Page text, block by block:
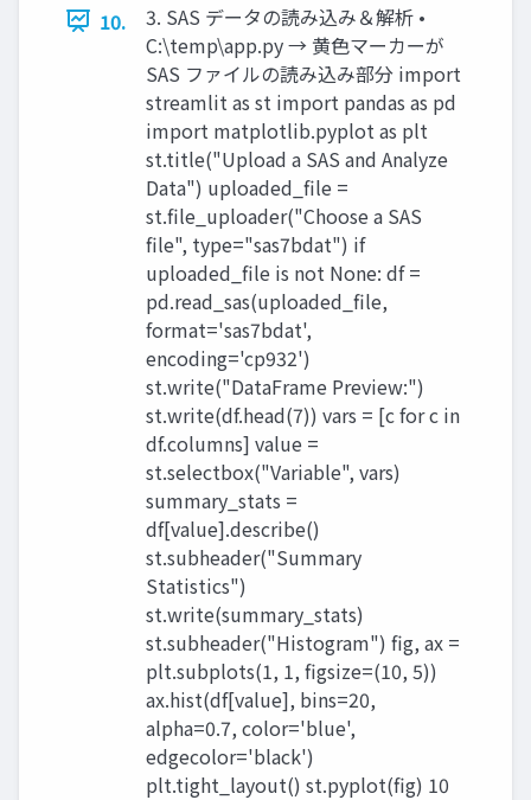
10.
3. SAS データの読み込み＆解析 •
C:\temp\app.py → 黄色マーカーが
SAS ファイルの読み込み部分 import
streamlit as st import pandas as pd
import matplotlib.pyplot as plt
st.title("Upload a SAS and Analyze
Data") uploaded_file =
st.file_uploader("Choose a SAS
file", type="sas7bdat") if
uploaded_file is not None: df =
pd.read_sas(uploaded_file,
format='sas7bdat',
encoding='cp932')
st.write("DataFrame Preview:")
st.write(df.head(7)) vars = [c for c in
df.columns] value =
st.selectbox("Variable", vars)
summary_stats =
df[value].describe()
st.subheader("Summary
Statistics")
st.write(summary_stats)
st.subheader("Histogram") fig, ax =
plt.subplots(1, 1, figsize=(10, 5))
ax.hist(df[value], bins=20,
alpha=0.7, color='blue',
edgecolor='black')
plt.tight_layout() st.pyplot(fig) 10